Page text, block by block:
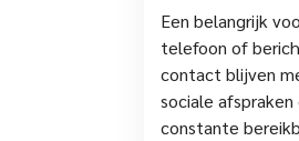
Een belangrijk
telefoon of
contact blijven
sociale
constante